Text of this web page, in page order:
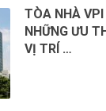
TÒA NHÀ VPI
NHỮNG ƯU
VỊ TRÍ …